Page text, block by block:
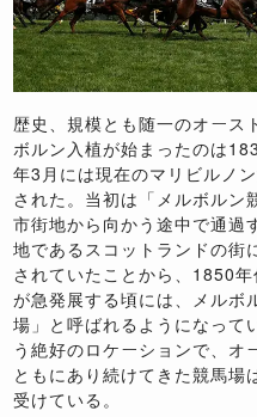
歴史、規模とも随一のオース
ボルン入植が始まったのは
年3月には現在のマリビルノ
された。当初は「メルボルン
市街地から向かう途中で通過
地であるスコットランドの街
されていたことから、1850
が急発展する頃には、メルボ
場」と呼ばれるようになって
う絶好のロケーションで、オ
ともにあり続けてきた競馬
受けている。